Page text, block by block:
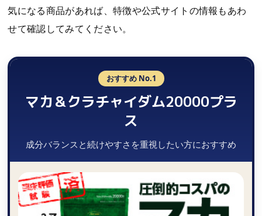
気になる商品があれば、特徴や公式サイトの情報もあわ
せて確認してみてください。
おすすめ No.1
マカ＆クラチャイダム20000プラ
ス
成分バランスと続けやすさを重視したい方におすすめ